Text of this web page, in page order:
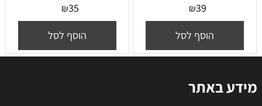
₪39
הוסף לסל
₪35
הוסף לסל
מידע באתר